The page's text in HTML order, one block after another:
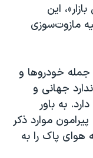
این
مازوت‌سوزی
جمله خودروها و
جهانی و
به باور
موارد ذکر
هوای پاک را به